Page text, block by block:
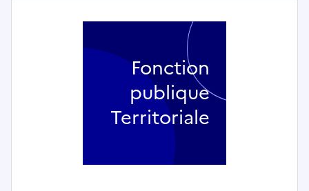
Fonction
publique
Territoriale